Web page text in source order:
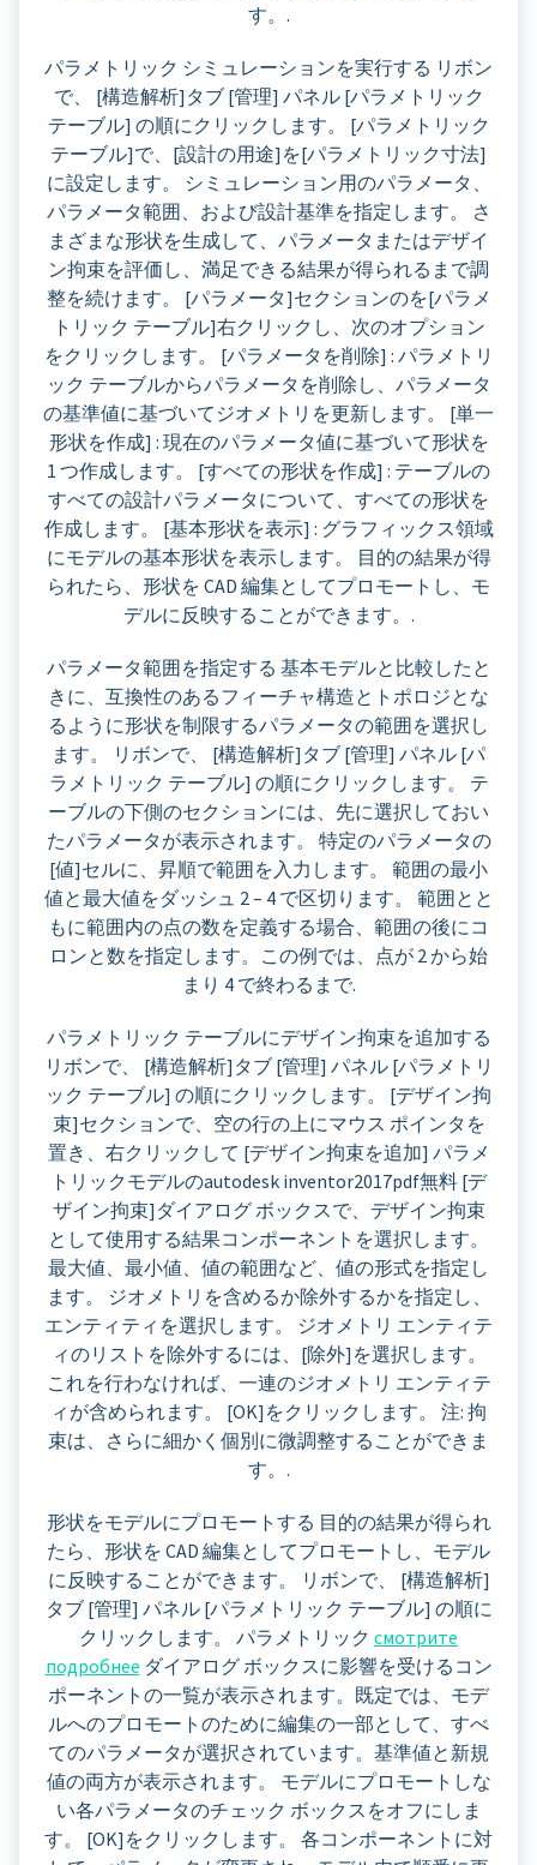
す。.
パラメトリック シミュレーションを実行する リボン
で、 [構造解析]タブ [管理] パネル [パラメトリック
テーブル] の順にクリックします。 [パラメトリック
テーブル]で、[設計の用途]を[パラメトリック寸法]
に設定します。 シミュレーション用のパラメータ、
パラメータ範囲、および設計基準を指定します。 さ
まざまな形状を生成して、パラメータまたはデザイ
ン拘束を評価し、満足できる結果が得られるまで調
整を続けます。 [パラメータ]セクションのを[パラメ
トリック テーブル]右クリックし、次のオプション
をクリックします。 [パラメータを削除] : パラメトリ
ック テーブルからパラメータを削除し、パラメータ
の基準値に基づいてジオメトリを更新します。 [単一
形状を作成] : 現在のパラメータ値に基づいて形状を
1 つ作成します。 [すべての形状を作成] : テーブルの
すべての設計パラメータについて、すべての形状を
作成します。 [基本形状を表示] : グラフィックス領域
にモデルの基本形状を表示します。 目的の結果が得
られたら、形状を CAD 編集としてプロモートし、モ
デルに反映することができます。.
パラメータ範囲を指定する 基本モデルと比較したと
きに、互換性のあるフィーチャ構造とトポロジとな
るように形状を制限するパラメータの範囲を選択し
ます。 リボンで、 [構造解析]タブ [管理] パネル [パ
ラメトリック テーブル] の順にクリックします。 テ
ーブルの下側のセクションには、先に選択しておい
たパラメータが表示されます。 特定のパラメータの
[値]セルに、昇順で範囲を入力します。 範囲の最小
値と最大値をダッシュ 2 – 4 で区切ります。 範囲とと
もに範囲内の点の数を定義する場合、範囲の後にコ
ロンと数を指定します。この例では、点が 2 から始
まり 4 で終わるまで.
パラメトリック テーブルにデザイン拘束を追加する
リボンで、 [構造解析]タブ [管理] パネル [パラメトリ
ック テーブル] の順にクリックします。 [デザイン拘
束]セクションで、空の行の上にマウス ポインタを
置き、右クリックして [デザイン拘束を追加] パラメ
トリックモデルのautodesk inventor2017pdf無料 [デ
ザイン拘束]ダイアログ ボックスで、デザイン拘束
として使用する結果コンポーネントを選択します。
最大値、最小値、値の範囲など、値の形式を指定し
ます。 ジオメトリを含めるか除外するかを指定し、
エンティティを選択します。 ジオメトリ エンティテ
ィのリストを除外するには、[除外]を選択します。
これを行わなければ、一連のジオメトリ エンティテ
ィが含められます。 [OK]をクリックします。 注: 拘
束は、さらに細かく個別に微調整することができま
す。.
形状をモデルにプロモートする 目的の結果が得られ
たら、形状を CAD 編集としてプロモートし、モデル
に反映することができます。 リボンで、 [構造解析]
タブ [管理] パネル [パラメトリック テーブル] の順に
クリックします。 パラメトリック смотрите
подробнее ダイアログ ボックスに影響を受けるコン
ポーネントの一覧が表示されます。既定では、モデ
ルへのプロモートのために編集の一部として、すべ
てのパラメータが選択されています。基準値と新規
値の両方が表示されます。 モデルにプロモートしな
い各パラメータのチェック ボックスをオフにしま
す。 [OK]をクリックします。 各コンポーネントに対